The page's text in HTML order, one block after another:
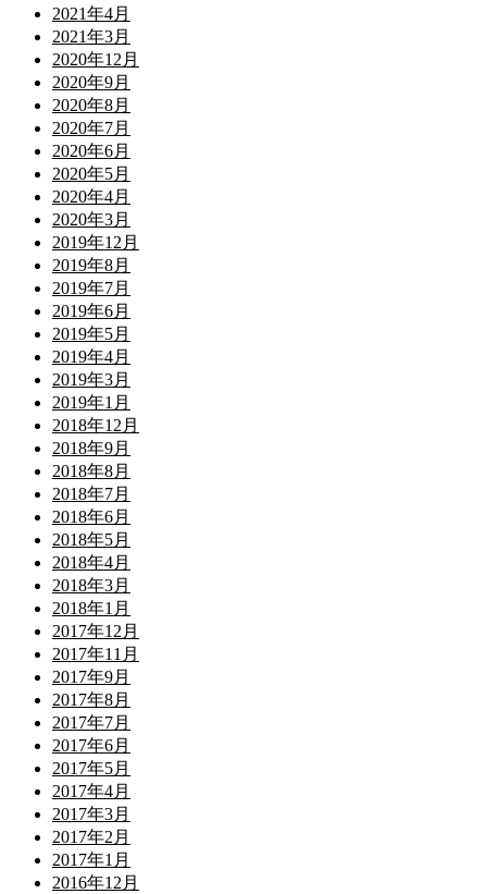
2021年4月
2021年3月
2020年12月
2020年9月
2020年8月
2020年7月
2020年6月
2020年5月
2020年4月
2020年3月
2019年12月
2019年8月
2019年7月
2019年6月
2019年5月
2019年4月
2019年3月
2019年1月
2018年12月
2018年9月
2018年8月
2018年7月
2018年6月
2018年5月
2018年4月
2018年3月
2018年1月
2017年12月
2017年11月
2017年9月
2017年8月
2017年7月
2017年6月
2017年5月
2017年4月
2017年3月
2017年2月
2017年1月
2016年12月